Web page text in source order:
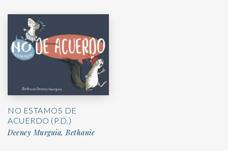
NO ESTAMOS DE
ACUERDO (P.D.)
Deeney Murguia, Bethanie